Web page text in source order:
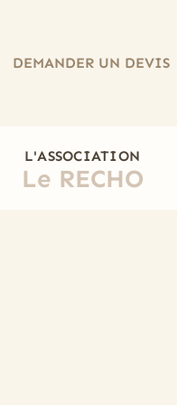
DEMANDER UN DEVIS
L'ASSOCIATION
Le RECHO